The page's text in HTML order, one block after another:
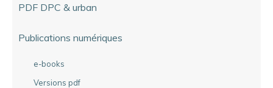
PDF DPC & urban
Publications numériques
e-books
Versions pdf